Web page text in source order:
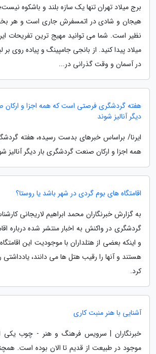
برج میلاد تهران تنها یک سازه بلند و باشکوه
هیجان و شادی در اتمسفرش جاری است و هر
نظیر است. شما می توانید مهیج ترین تفریحات
میلاد پیدا کنید. از بانجی جامپینگ و پیاده روی
در آسمان و وقت گذرانی در...
هفته گردشگری فرصتی است که همه اجزا و ارکان
دیگر آنالیز شوند
ایرنا/ براساس خبرهای بدست رسیده، هفته
همه اجزا و ارکان صنعت گردشگری بار دیگر آنالیز
اقامتگاه های بوم گردی در شهر باشد یا روستا؟
به گزارش خبرنگاران محمد ابراهیم لاریجانی
گردشگری در واکنش به اخبار منتشر شده درباره
و اینکه بعضی از هتلداران با موجودیت این
هستند و آنها را رقیب هتل ها می دانند، یادداشتی
کرد.
آشنایی با هنر منبت کاری
خبرنگاران | سرویس فرهنگ و هنر - چوب یکی
موجود در طبیعت از قدیم تا الان بوده است.